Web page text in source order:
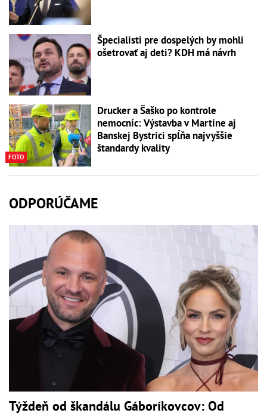
Špecialisti pre dospelých by mohli
ošetrovať aj deti? KDH má návrh
FOTO
Drucker a Šaško po kontrole
nemocníc: Výstavba v Martine aj
Banskej Bystrici spĺňa najvyššie
štandardy kvality
ODPORÚČAME
Týždeň od škandálu Gáboríkovcov: Od